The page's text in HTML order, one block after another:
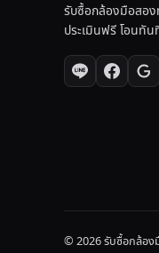
รับซื้อกล้องมือสอ
ประเมินฟรี โอนทัน
© 2026 รับซื้อกล้อง